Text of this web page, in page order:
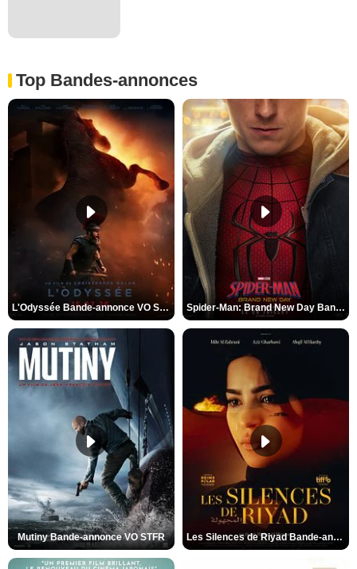
Top Bandes-annonces
L'Odyssée Bande-annonce VO STFR Spider-Man: Brand New Day Bande-annonce VO STFR
Mutiny Bande-annonce VO STFR Les Silences de Riyad Bande-annonce VO STFR